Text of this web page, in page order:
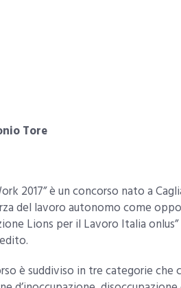
Tore
2017” è un concorso nato a
del lavoro autonomo come
Lions per il Lavoro Italia
è suddiviso in tre categorie che